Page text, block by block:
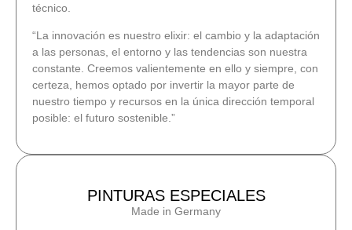
técnico.
“La innovación es nuestro elixir: el cambio y la adaptación
a las personas, el entorno y las tendencias son nuestra
constante. Creemos valientemente en ello y siempre, con
certeza, hemos optado por invertir la mayor parte de
nuestro tiempo y recursos en la única dirección temporal
posible: el futuro sostenible.”
PINTURAS ESPECIALES
Made in Germany